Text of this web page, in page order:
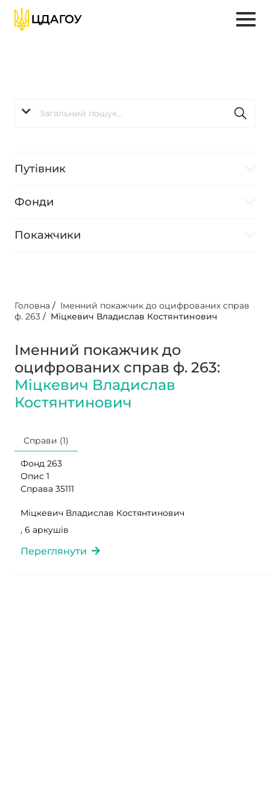
Путівник
Фонди
Покажчики
Головна / Іменний покажчик до оцифрованих справ
ф. 263 / Міцкевич Владислав Костянтинович
Іменний покажчик до
оцифрованих справ ф. 263:
Міцкевич Владислав
Костянтинович
Справи (1)
Фонд 263
Опис 1
Справа 35111
Міцкевич Владислав Костянтинович
, 6 аркушів
Переглянути